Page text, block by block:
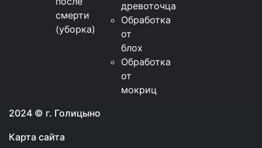
смерти
(уборка)
древоточца
Обработка
от
блох
Обработка
от
мокриц
2024 © г. Голицыно
Карта сайта